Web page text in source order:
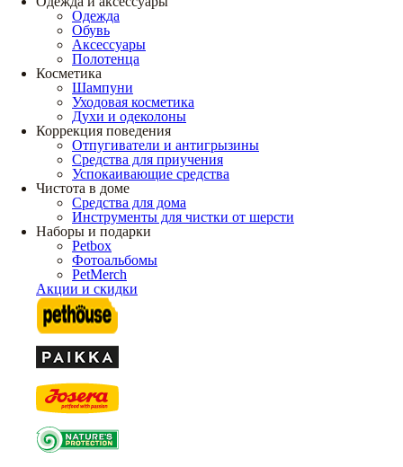
Одежда
Обувь
Аксессуары
Полотенца
Косметика
Шампуни
Уходовая косметика
Духи и одеколоны
Коррекция поведения
Отпугиватели и антигрызины
Средства для приучения
Успокаивающие средства
Чистота в доме
Средства для дома
Инструменты для чистки от шерсти
Наборы и подарки
Petbox
Фотоальбомы
PetMerch
Акции и скидки